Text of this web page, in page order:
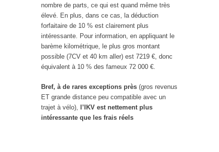
nombre de parts, ce qui est quand même très
élevé. En plus, dans ce cas, la déduction
forfaitaire de 10 % est clairement plus
intéressante. Pour information, en appliquant le
barème kilométrique, le plus gros montant
possible (7CV et 40 km aller) est 7219 €, donc
équivalent à 10 % des fameux 72 000 €.
Bref, à de rares exceptions près (gros revenus
ET grande distance peu compatible avec un
trajet à vélo), l’IKV est nettement plus
intéressante que les frais réels